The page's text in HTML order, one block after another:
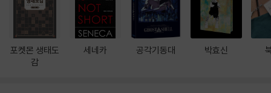
포켓몬 생태도
감
세네카 공각기동대 박효신